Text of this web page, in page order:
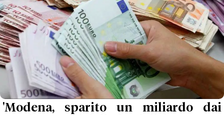
'Modena, sparito un miliardo dai